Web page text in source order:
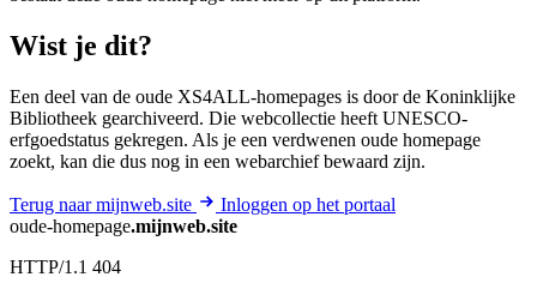
Wist je dit?
Een deel van de oude XS4ALL-homepages is door de Koninklijke
Bibliotheek gearchiveerd. Die webcollectie heeft UNESCO-
erfgoedstatus gekregen. Als je een verdwenen oude homepage
zoekt, kan die dus nog in een webarchief bewaard zijn.
Terug naar mijnweb.site
Inloggen op het portaal
oude-homepage.mijnweb.site
HTTP/1.1 404